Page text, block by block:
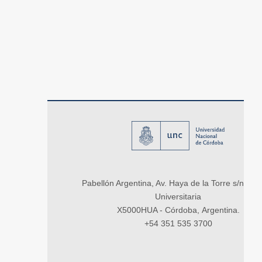
Pabellón Argentina, Av. Haya de la Torre s/n,
Universitaria
X5000HUA - Córdoba, Argentina.
+54 351 535 3700